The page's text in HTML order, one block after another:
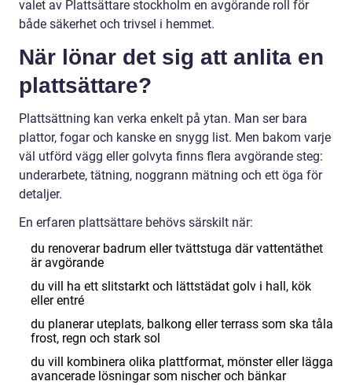
valet av Plattsättare stockholm en avgörande roll för
både säkerhet och trivsel i hemmet.
När lönar det sig att anlita en
plattsättare?
Plattsättning kan verka enkelt på ytan. Man ser bara
plattor, fogar och kanske en snygg list. Men bakom varje
väl utförd vägg eller golvyta finns flera avgörande steg:
underarbete, tätning, noggrann mätning och ett öga för
detaljer.
En erfaren plattsättare behövs särskilt när:
du renoverar badrum eller tvättstuga där vattentäthet
är avgörande
du vill ha ett slitstarkt och lättstädat golv i hall, kök
eller entré
du planerar uteplats, balkong eller terrass som ska tåla
frost, regn och stark sol
du vill kombinera olika plattformat, mönster eller lägga
avancerade lösningar som nischer och bänkar